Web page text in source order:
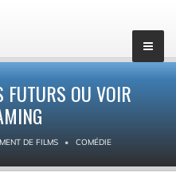
FUTURS OU VOIR
DE FILMS COMÉDIE